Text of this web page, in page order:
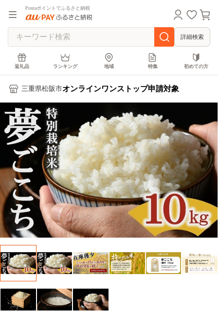
Pontaポイントでふるさと納税
詳細検索
返礼品 ランキング 地域 特集 初めての方
三重県松阪市オンラインワンストップ申請対象